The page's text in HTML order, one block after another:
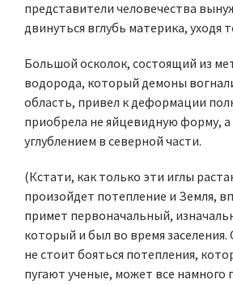
представители человечества
двинуться вглубь материка, уходя
Большой осколок, состоящий из
водорода, который демоны
область, привел к деформации
приобрела не яйцевидную форму,
углублением в северной части.
(Кстати, как только эти иглы
произойдет потепление и Земля,
примет первоначальный,
который и был во время
не стоит бояться потепления,
пугают ученые, может все намного